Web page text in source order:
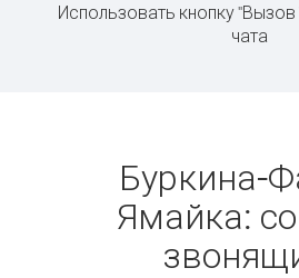
Использовать кнопку
чата
Буркина-
Ямайка: